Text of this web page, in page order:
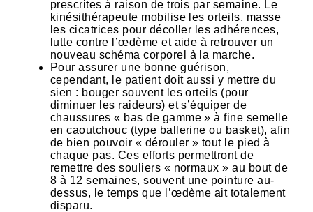
prescrites à raison de trois par semaine. Le
kinésithérapeute mobilise les orteils, masse
les cicatrices pour décoller les adhérences,
lutte contre l’œdème et aide à retrouver un
nouveau schéma corporel à la marche.
Pour assurer une bonne guérison,
cependant, le patient doit aussi y mettre du
sien : bouger souvent les orteils (pour
diminuer les raideurs) et s’équiper de
chaussures « bas de gamme » à fine semelle
en caoutchouc (type ballerine ou basket), afin
de bien pouvoir « dérouler » tout le pied à
chaque pas. Ces efforts permettront de
remettre des souliers « normaux » au bout de
8 à 12 semaines, souvent une pointure au-
dessus, le temps que l’œdème ait totalement
disparu.